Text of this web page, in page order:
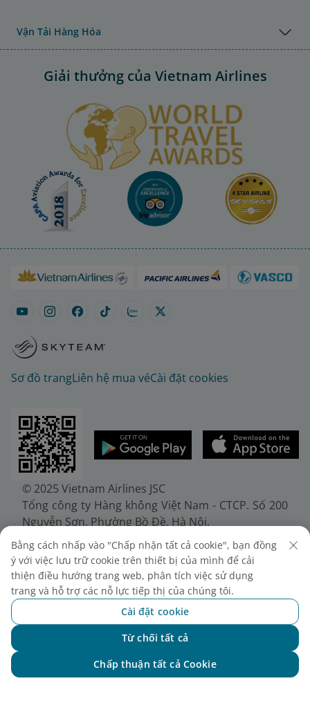
Vận Tải Hàng Hóa
Giải thưởng của Vietnam Airlines
Sơ đồ trangLiên hệ mua véCài đặt cookies
© 2025 Vietnam Airlines JSC
Tổng công ty Hàng không Việt Nam - CTCP. Số 200
Nguyễn Sơn, Phường Bồ Đề, Hà Nội.
Điện thoại: (+84-24) 38272289. Fax: (+84-24)
38722375
Giấy chứng nhận đăng ký doanh nghiệp, mã số
doanh nghiệp 0100107518, đăng ký lần đầu ngày
30/6/2010, đăng ký thay đổi lần thứ 10 ngày
24/7/2025, cấp bởi Sở Tài chính Thành phố Hà Nội.
Bằng cách nhấp vào "Chấp nhận tất cả cookie", bạn đồng
ý với việc lưu trữ cookie trên thiết bị của mình để cải
thiện điều hướng trang web, phân tích việc sử dụng
trang và hỗ trợ các nỗ lực tiếp thị của chúng tôi.
Cài đặt cookie
Từ chối tất cả
Chấp thuận tất cả Cookie